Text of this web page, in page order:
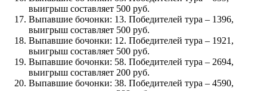
выигрыш составляет 500 руб.
Выпавшие бочонки: 13. Победителей тура – 1396,
выигрыш составляет 500 руб.
Выпавшие бочонки: 12. Победителей тура – 1921,
выигрыш составляет 500 руб.
Выпавшие бочонки: 58. Победителей тура – 2694,
выигрыш составляет 200 руб.
Выпавшие бочонки: 38. Победителей тура – 4590,